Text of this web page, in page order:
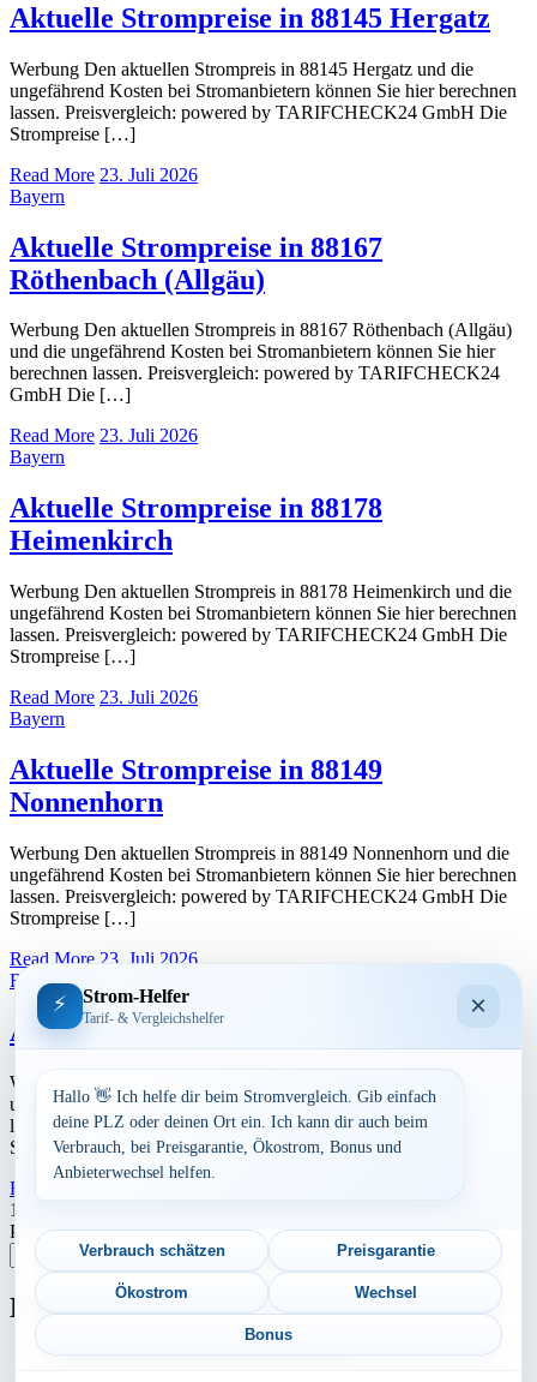
Aktuelle Strompreise in 88145 Hergatz
Werbung Den aktuellen Strompreis in 88145 Hergatz und die
ungefährend Kosten bei Stromanbietern können Sie hier berechnen
lassen. Preisvergleich: powered by TARIFCHECK24 GmbH Die
Strompreise […]
Read More 23. Juli 2026
Bayern
Aktuelle Strompreise in 88167
Röthenbach (Allgäu)
Werbung Den aktuellen Strompreis in 88167 Röthenbach (Allgäu)
und die ungefährend Kosten bei Stromanbietern können Sie hier
berechnen lassen. Preisvergleich: powered by TARIFCHECK24
GmbH Die […]
Read More 23. Juli 2026
Bayern
Aktuelle Strompreise in 88178
Heimenkirch
Werbung Den aktuellen Strompreis in 88178 Heimenkirch und die
ungefährend Kosten bei Stromanbietern können Sie hier berechnen
lassen. Preisvergleich: powered by TARIFCHECK24 GmbH Die
Strompreise […]
Read More 23. Juli 2026
Bayern
Aktuelle Strompreise in 88149
Nonnenhorn
Werbung Den aktuellen Strompreis in 88149 Nonnenhorn und die
ungefährend Kosten bei Stromanbietern können Sie hier berechnen
lassen. Preisvergleich: powered by TARIFCHECK24 GmbH Die
Strompreise […]
Read More 23. Juli 2026
Bayern
Aktuelle Strompreise in 88175 Scheidegg
Werbung Den aktuellen Strompreis in 88175 Scheidegg und die
ungefährend Kosten bei Stromanbietern können Sie hier berechnen
lassen. Preisvergleich: powered by TARIFCHECK24 GmbH Die
Strompreise […]
Read More
Seitennummerierung
der
Beiträge
1
Postleitzahl eingeben
Suchen
Neu berechnet
Aktuelle Strompreise in 72181 Starzach
⚡ Strom-Helfer
Tarif- & Vergleichshelfer ×
Hallo 👋 Ich helfe dir beim Stromvergleich. Gib einfach
deine PLZ oder deinen Ort ein. Ich kann dir auch beim
Verbrauch, bei Preisgarantie, Ökostrom, Bonus und
Anbieterwechsel helfen.
Verbrauch schätzen Preisgarantie
Ökostrom Wechsel
Bonus